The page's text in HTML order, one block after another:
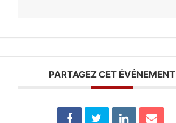
PARTAGEZ CET ÉVÉNEMENT